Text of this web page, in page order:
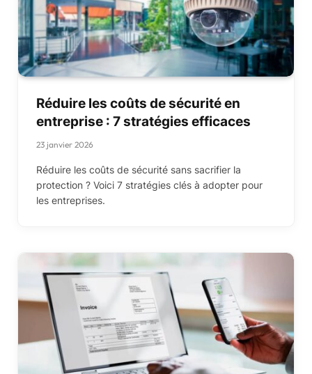
Réduire les coûts de sécurité en
entreprise : 7 stratégies efficaces
23 janvier 2026
Réduire les coûts de sécurité sans sacrifier la
protection ? Voici 7 stratégies clés à adopter pour
les entreprises.